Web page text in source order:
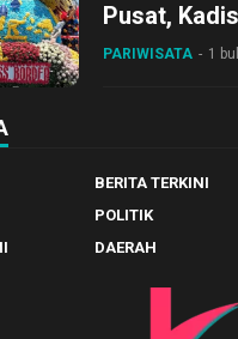
Pusat,
PARIWISATA 1
BERITA TERKINI
POLITIK
DAERAH